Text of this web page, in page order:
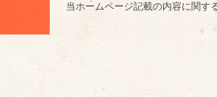
当ホームページ記載の内容に関す